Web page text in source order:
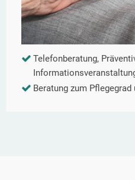
Telefonberatung,
Beratung zum